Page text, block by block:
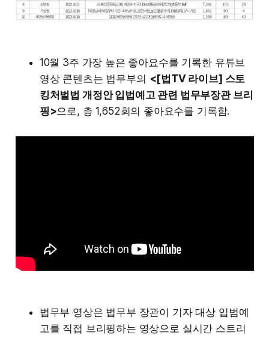
10월 3주 가장 높은 좋아요수를 기록한 유튜브
영상 콘텐츠는 법무부의 <[법TV 라이브] 스토
킹처벌법 개정안 입법예고 관련 법무부장관 브리
핑>으로, 총 1,652회의 좋아요수를 기록함.
법무부 영상은 법무부 장관이 기자 대상 입범예
고를 직접 브리핑하는 영상으로 실시간 스트리